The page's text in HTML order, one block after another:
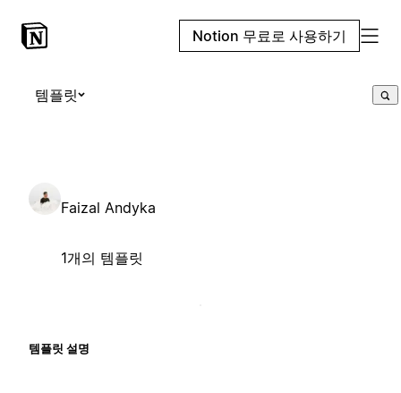
Notion 무료로 사용하기
템플릿
Faizal Andyka
1개의 템플릿
템플릿 설명